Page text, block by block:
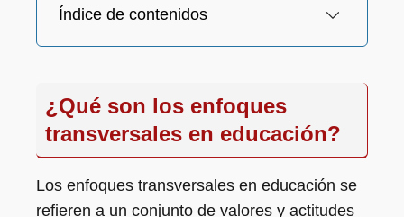
Índice de contenidos
¿Qué son los enfoques
transversales en educación?
Los enfoques transversales en educación se
refieren a un conjunto de valores y actitudes